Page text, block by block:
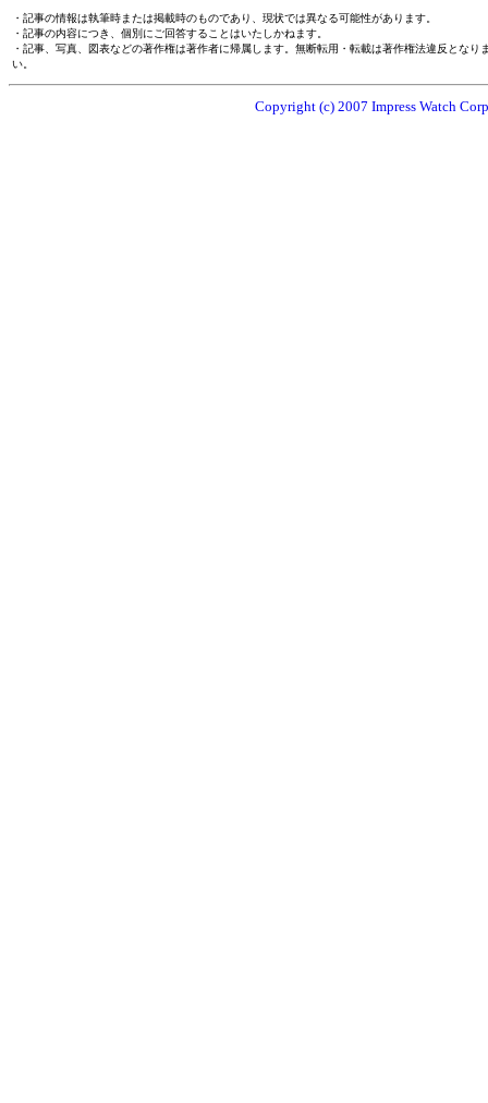
・記事の情報は執筆時または掲載時のものであり、現状では異なる可能性があります。
・記事の内容につき、個別にご回答することはいたしかねます。
・記事、写真、図表などの著作権は著作者に帰属します。無断転用・転載は著作権法違反とな
い。
Copyright (c) 2007 Impress Watch